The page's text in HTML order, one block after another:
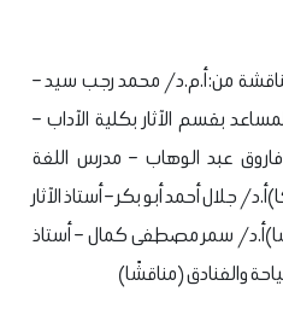
من:أ.م.د/ محمد رجب سيد –
بقسم الآثار بكلية الآداب –
عبد الوهاب – مدرس اللغة
أ.د/ جلال أحمد أبو بكر – أستاذ الآثار
أ.د/ سمر مصطفى كمال – أستاذ
والفنادق (مناقشًا)